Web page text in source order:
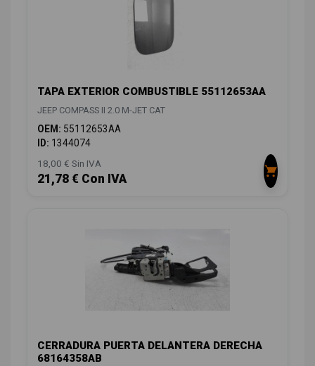
TAPA EXTERIOR COMBUSTIBLE 55112653AA
JEEP COMPASS II 2.0 M-JET CAT
OEM: 55112653AA
ID: 1344074
18,00 € Sin IVA
21,78 € Con IVA
CERRADURA PUERTA DELANTERA DERECHA
68164358AB